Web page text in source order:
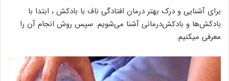
برای آشنایی و درک بهتر درمان افتادگی ناف با بادکش ، ابتدا با
بادکش‌ها و بادکش‌درمانی آشنا می‌شویم. سپس روش انجام آن را
معرفی میکنیم.